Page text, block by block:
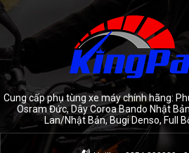
Cung cấp phụ tùng xe máy chính hãng:
Osram Đức, Dây Coroa Bando Nhật
Lan/Nhật Bản, Bugi Denso, Full